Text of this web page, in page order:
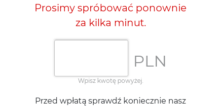
Prosimy spróbować ponownie
za kilka minut.
PLN
Wpisz kwotę powyżej.
Przed wpłatą sprawdź koniecznie nasz